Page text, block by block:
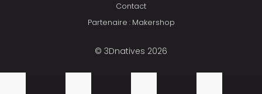
Contact
Partenaire : Makershop
© 3Dnatives 2026